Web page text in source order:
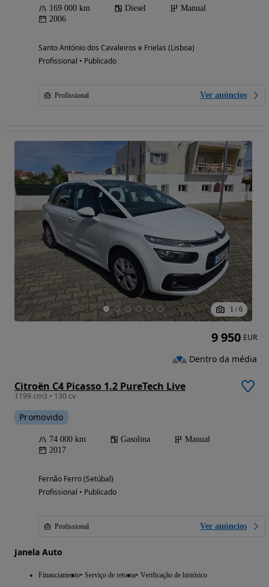
169 000 km Diesel
Manual
2006
Santo António dos Cavaleiros e Frielas (Lisboa)
Profissional • Publicado
Profissional Ver anúncios
1 / 6
Citroën C4 Picasso 1.2 PureTech Live
1199 cm3 • 130 cv
Promovido
74 000 km Gasolina
Manual
2017
Fernão Ferro (Setúbal)
Profissional • Publicado
Profissional Ver anúncios
Janela Auto
Financiamento Serviço de retoma Verificação de histórico
9 950 EUR
Dentro da média